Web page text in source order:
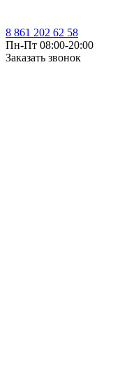
8 861 202 62 58
Пн-Пт 08:00-20:00
Заказать звонок